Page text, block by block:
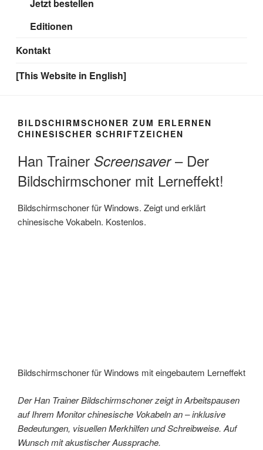
Jetzt bestellen
Editionen
Kontakt
[This Website in English]
BILDSCHIRMSCHONER ZUM ERLERNEN
CHINESISCHER SCHRIFTZEICHEN
Han Trainer Screensaver– Der
Bildschirmschoner mit Lerneffekt!
Bildschirmschoner für Windows. Zeigt und erklärt
chinesische Vokabeln. Kostenlos.
Bildschirmschoner für Windows mit eingebautem Lerneffekt
Der Han Trainer Bildschirmschoner zeigt in Arbeitspausen
auf Ihrem Monitor chinesische Vokabeln an – inklusive
Bedeutungen, visuellen Merkhilfen und Schreibweise. Auf
Wunsch mit akustischer Aussprache.